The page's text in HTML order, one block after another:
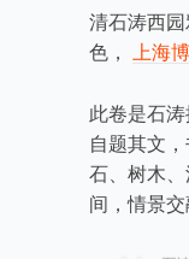
清石涛西
色，
上海
此卷是石
自题其文
石、树木
间，情景交